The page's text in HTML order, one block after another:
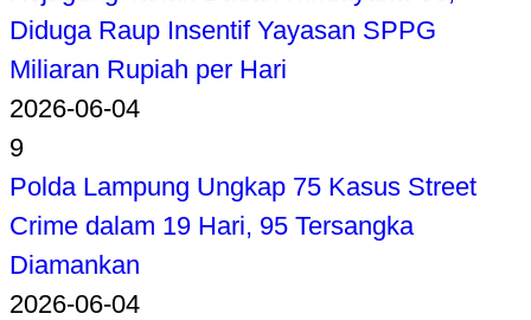
Diduga Raup Insentif Yayasan SPPG
Miliaran Rupiah per Hari
2026-06-04
9
Polda Lampung Ungkap 75 Kasus Street
Crime dalam 19 Hari, 95 Tersangka
Diamankan
2026-06-04